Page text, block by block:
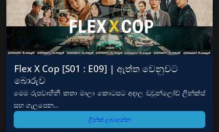
Flex X Cop [S01 : E09] | ඇත්ත වෙනුවට
බොරුව
මෙම රුපවාහිනී කතා මාලා කොටසට අදාල ඩවුන්ලෝඩ් ලින්ක්ස්
සහ ගැලපෙන...
ලින්ක් ලබාගන්න